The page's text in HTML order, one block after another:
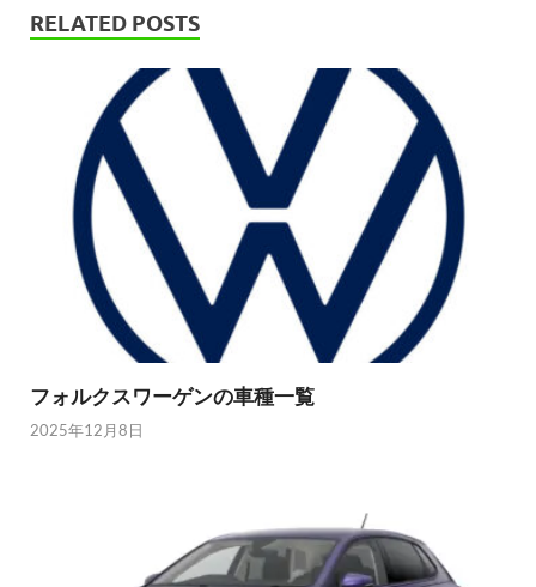
RELATED POSTS
フォルクスワーゲンの車種一覧
2025年12月8日